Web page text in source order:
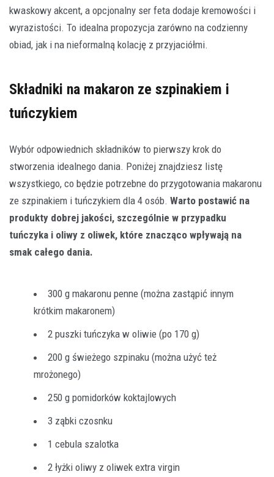
kwaskowy akcent, a opcjonalny ser feta dodaje kremowości i
wyrazistości. To idealna propozycja zarówno na codzienny
obiad, jak i na nieformalną kolację z przyjaciółmi.
Składniki na makaron ze szpinakiem i
tuńczykiem
Wybór odpowiednich składników to pierwszy krok do
stworzenia idealnego dania. Poniżej znajdziesz listę
wszystkiego, co będzie potrzebne do przygotowania makaronu
ze szpinakiem i tuńczykiem dla 4 osób. Warto postawić na
produkty dobrej jakości, szczególnie w przypadku
tuńczyka i oliwy z oliwek, które znacząco wpływają na
smak całego dania.
300 g makaronu penne (można zastąpić innym
krótkim makaronem)
2 puszki tuńczyka w oliwie (po 170 g)
200 g świeżego szpinaku (można użyć też
mrożonego)
250 g pomidorków koktajlowych
3 ząbki czosnku
1 cebula szalotka
2 łyżki oliwy z oliwek extra virgin